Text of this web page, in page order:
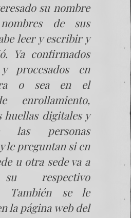
su nombre
de sus
leer y escribir y
Ya confirmados
procesados en
o sea en el
enrollamiento,
huellas digitales y
las personas
le preguntan si en
u otra sede va a
respectivo
También se le
la página web del